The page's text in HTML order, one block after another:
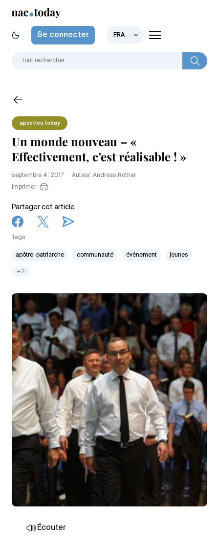
Se connecter FRA
apostles.today
Un monde nouveau – «
Effectivement, c’est réalisable ! »
septembre 4, 2017
Auteur: Andreas Rother
Imprimer
Partager cet article
Tags
apôtre-patriarche communauté événement jeunes
+2
Écouter